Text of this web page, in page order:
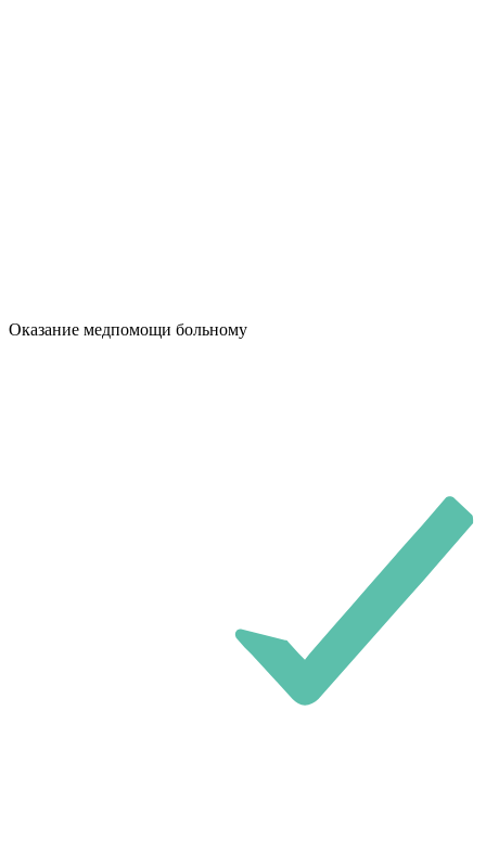
Оказание медпомощи больному